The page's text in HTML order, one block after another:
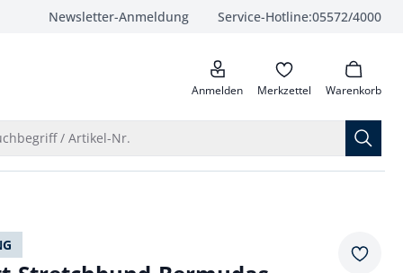
Newsletter-Anmeldung Service-Hotline:05572/4000
anrufen
Anmelden Merkzettel Warenkorb
/ Artikel-Nr.